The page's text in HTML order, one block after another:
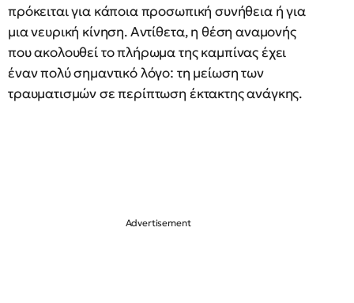
πρόκειται για κάποια προσωπική συνήθεια ή για
μια νευρική κίνηση. Αντίθετα, η θέση αναμονής
που ακολουθεί το πλήρωμα της καμπίνας έχει
έναν πολύ σημαντικό λόγο: τη μείωση των
τραυματισμών σε περίπτωση έκτακτης ανάγκης.